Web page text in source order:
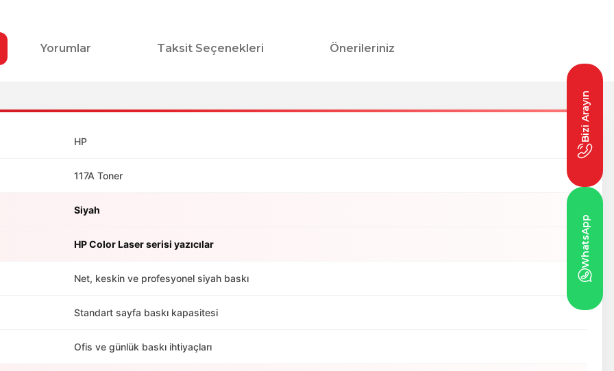
Yorumlar Taksit Seçenekleri Önerileriniz
HP
117A Toner
Siyah
HP Color Laser serisi yazıcılar
Net, keskin ve profesyonel siyah baskı
Standart sayfa baskı kapasitesi
Ofis ve günlük baskı ihtiyaçları
Bizi Arayın
WhatsApp